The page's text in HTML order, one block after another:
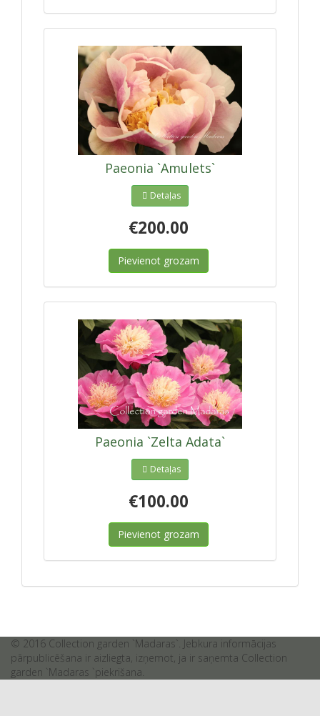
Paeonia `Amulets`
Detaļas
€200.00
Pievienot grozam
Paeonia `Zelta Adata`
Detaļas
€100.00
Pievienot grozam
© 2016 Collection garden `Madaras`. Jebkura informācijas
pārpublicēšana ir aizliegta, izņemot, ja ir saņemta Collection
garden `Madaras `piekrišana.